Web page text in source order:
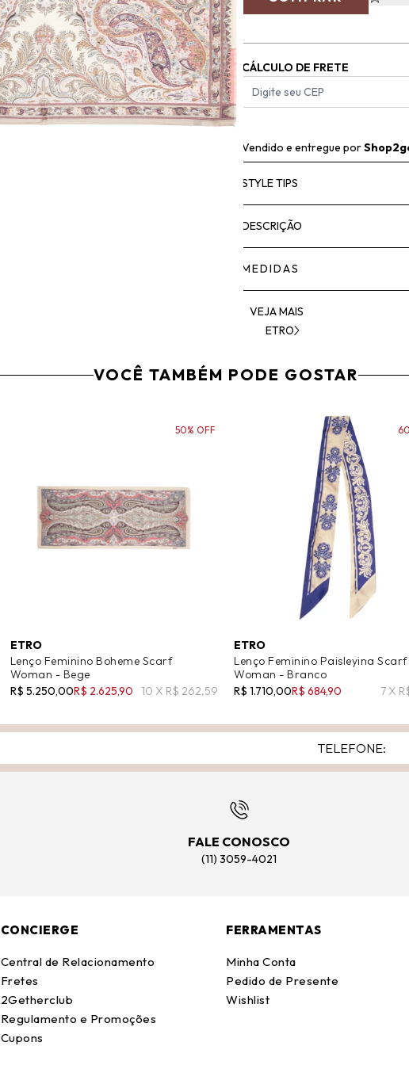
CÁLCULO DE FRETE
Vendido e entregue por
STYLE TIPS
DESCRIÇÃO
MEDIDAS
VEJA MAIS
ETRO
VOCÊ TAMBÉM PODE GOSTAR
ETRO
Lenço Feminino Boheme Scarf
Woman - Bege
R$ 5.250,00R$ 2.625,90 10 X R$ 262,59
50% OFF
ETRO
Lenço Feminino Paisleyina Scarf
Woman - Branco
R$ 1.710,00R$ 684,90 7 X
FALE CONOSCO
(11) 3059-4021
CONCIERGE
Central de Relacionamento
Fretes
2Getherclub
Regulamento e Promoções
Cupons
FERRAMENTAS
Minha Conta
Pedido de Presente
Wishlist